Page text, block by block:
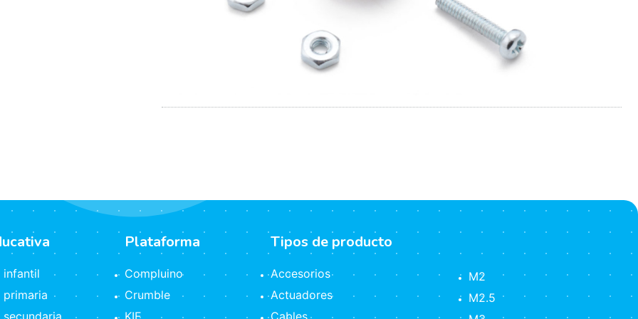
infantil
primaria
Plataforma
Compluino
Crumble
Tipos de producto
Accesorios
Actuadores
M2
M2.5